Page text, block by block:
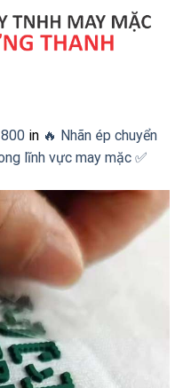
in 🔥 Nhãn ép chuyển
lĩnh vực may mặc ✅